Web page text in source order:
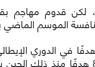
لكن قدوم مهاجم
الموسم الماضي